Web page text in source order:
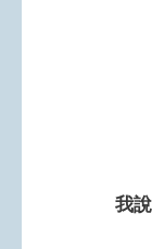
我